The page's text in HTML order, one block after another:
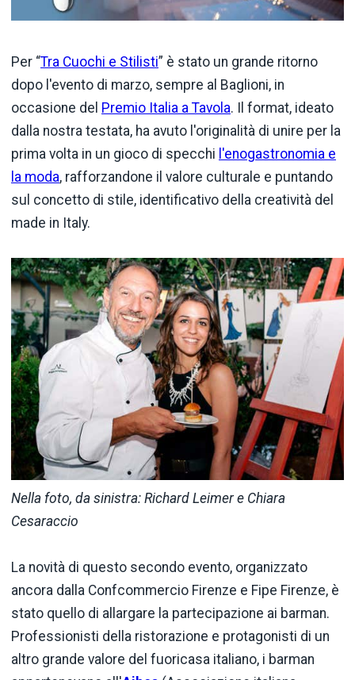
Per “Tra Cuochi e Stilisti” è stato un grande ritorno
dopo l'evento di marzo, sempre al Baglioni, in
occasione del Premio Italia a Tavola. Il format, ideato
dalla nostra testata, ha avuto l'originalità di unire per la
prima volta in un gioco di specchi l'enogastronomia e
la moda, rafforzandone il valore culturale e puntando
sul concetto di stile, identificativo della creatività del
made in Italy.
Nella foto, da sinistra: Richard Leimer e Chiara
Cesaraccio
La novità di questo secondo evento, organizzato
ancora dalla Confcommercio Firenze e Fipe Firenze, è
stato quello di allargare la partecipazione ai barman.
Professionisti della ristorazione e protagonisti di un
altro grande valore del fuoricasa italiano, i barman